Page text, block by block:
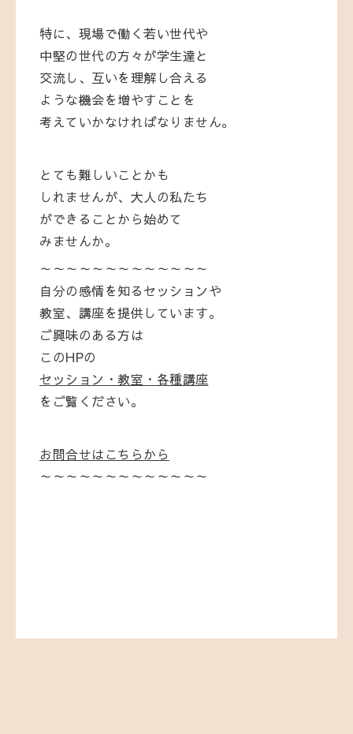
特に、現場で働く若い世代や
中堅の世代の方々が学生達と
交流し、互いを理解し合える
ような機会を増やすことを
考えていかなければなりません。
とても難しいことかも
しれませんが、大人の私たち
ができることから始めて
みませんか。
～～～～～～～～～～～～～
自分の感情を知るセッションや
教室、講座を提供しています。
ご興味のある方は
このHPの
セッション・教室・各種講座
をご覧ください。
お問合せはこちらから
～～～～～～～～～～～～～